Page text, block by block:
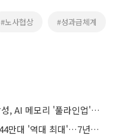
#노사협상 #성과급체계
D램·낸드 모두 세계 1위…삼성, AI 메모리 '풀라인업'으로 승부
갤럭시 Z 폴드8, 사전판매 144만대 '역대 최대'…7년만에 갤노트10 기록 넘어